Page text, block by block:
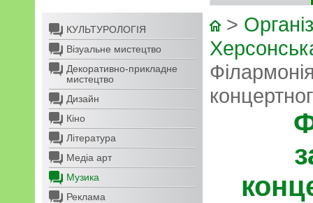
КУЛЬТУРОЛОГІЯ
Візуальне мистецтво
Декоративно-прикладне
мистецтво
Дизайн
Кіно
Література
Медіа арт
Музика
Реклама
>